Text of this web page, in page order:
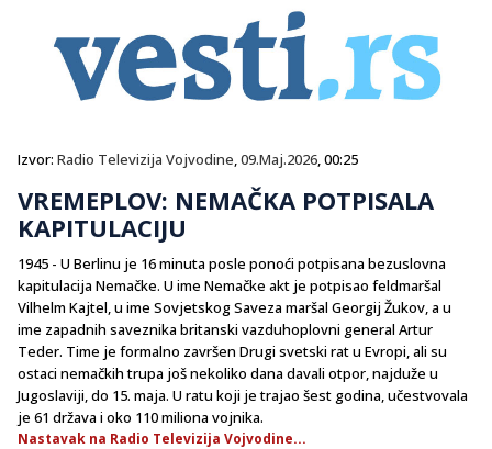
Izvor: Radio Televizija Vojvodine,09.Maj.2026, 00:25
VREMEPLOV: NEMAČKA POTPISALA
KAPITULACIJU
1945 - U Berlinu je 16 minuta posle ponoći potpisana bezuslovna
kapitulacija Nemačke. U ime Nemačke akt je potpisao feldmaršal
Vilhelm Kajtel, u ime Sovjetskog Saveza maršal Georgij Žukov, a u
ime zapadnih saveznika britanski vazduhoplovni general Artur
Teder. Time je formalno završen Drugi svetski rat u Evropi, ali su
ostaci nemačkih trupa još nekoliko dana davali otpor, najduže u
Jugoslaviji, do 15. maja. U ratu koji je trajao šest godina, učestvovala
je 61 država i oko 110 miliona vojnika.
Nastavak na Radio Televizija Vojvodine...